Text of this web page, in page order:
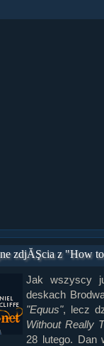
zdjĂŞcia z "How
Jak wszyscy
deskach
"Equus", lecz
Without Really
28 lutego. Dan